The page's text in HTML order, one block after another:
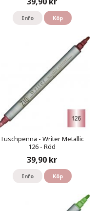
Info Köp
Tuschpenna - Writer Metallic
126 - Röd
39,90 kr
Info Köp